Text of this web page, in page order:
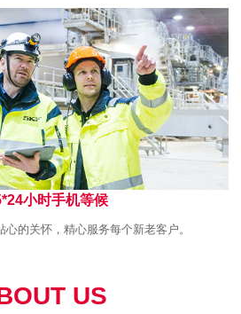
小时手机等候
的关怀，精心服务每个新老客户。
US